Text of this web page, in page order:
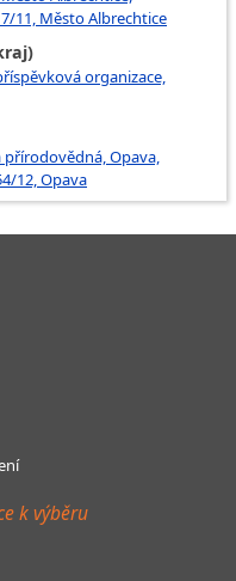
11, Město Albrechtice
organizace,
přírodovědná, Opava,
12, Opava
k výběru